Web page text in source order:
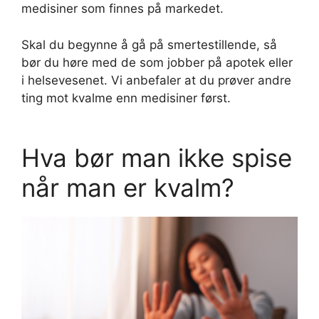
medisiner som finnes på markedet.
Skal du begynne å gå på smertestillende, så
bør du høre med de som jobber på apotek eller
i helsevesenet. Vi anbefaler at du prøver andre
ting mot kvalme enn medisiner først.
Hva bør man ikke spise
når man er kvalm?